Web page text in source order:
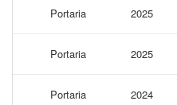
Portaria 2025
Portaria 2025
Portaria 2024